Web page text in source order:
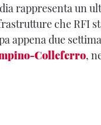
rappresenta un
che RFI
appena due
Colleferro,